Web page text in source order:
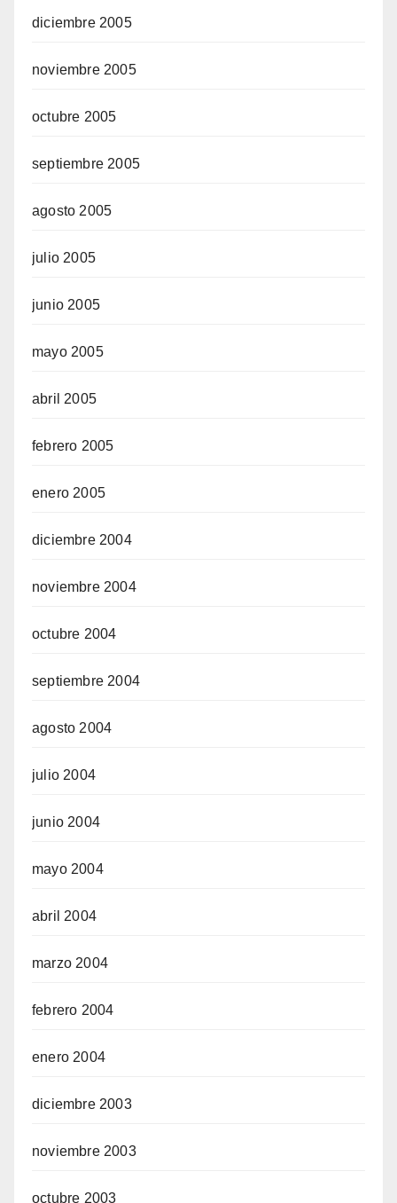
diciembre 2005
noviembre 2005
octubre 2005
septiembre 2005
agosto 2005
julio 2005
junio 2005
mayo 2005
abril 2005
febrero 2005
enero 2005
diciembre 2004
noviembre 2004
octubre 2004
septiembre 2004
agosto 2004
julio 2004
junio 2004
mayo 2004
abril 2004
marzo 2004
febrero 2004
enero 2004
diciembre 2003
noviembre 2003
octubre 2003